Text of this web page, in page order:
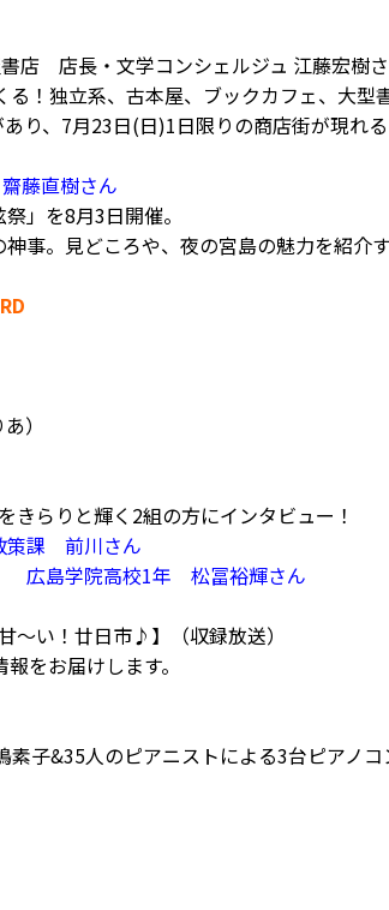
店 店長・文学コンシェルジュ 江藤宏樹
！独立系、古本屋、ブックカフェ、大型
り、7月23日(日)1日限りの商店街が現れ
藤直樹さん
」を8月3日開催。
事。見どころや、夜の宮島の魅力を紹介
）
らりと輝く2組の方にインタビュー！
策課 前川さん
広島学院高校1年 松冨裕輝さん
～い！廿日市♪】（収録放送）
をお届けします。
子&35人のピアニストによる3台ピアノ